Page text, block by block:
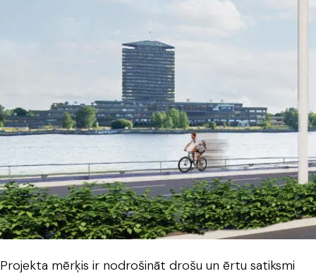
Projekta mērķis ir nodrošināt drošu un ērtu satiksmi